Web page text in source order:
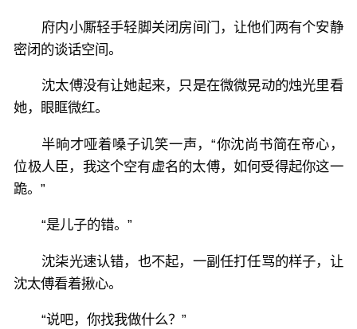
府内小厮轻手轻脚关闭房间门，让他们两有个安静
密闭的谈话空间。
沈太傅没有让她起来，只是在微微晃动的烛光里看
她，眼眶微红。
半晌才哑着嗓子讥笑一声，“你沈尚书简在帝心，
位极人臣，我这个空有虚名的太傅，如何受得起你这一
跪。”
“是儿子的错。”
沈柒光速认错，也不起，一副任打任骂的样子，让
沈太傅看着揪心。
“说吧，你找我做什么？”